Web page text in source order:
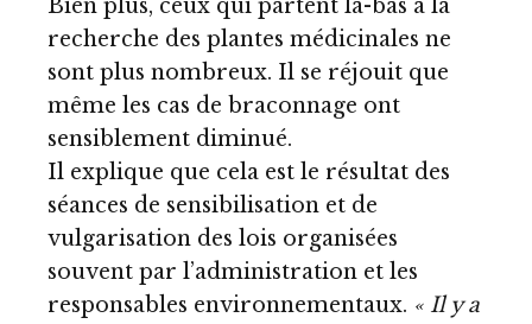
Bien plus, ceux qui partent là-bas à la
recherche des plantes médicinales ne
sont plus nombreux. Il se réjouit que
même les cas de braconnage ont
sensiblement diminué.
Il explique que cela est le résultat des
séances de sensibilisation et de
vulgarisation des lois organisées
souvent par l’administration et les
responsables environnementaux. « Il y a